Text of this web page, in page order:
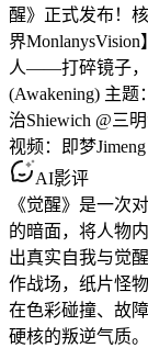
醒》正式发布！
界
人——打碎镜子，
(Awakening) 主
治Shiewich @三
视频：即梦
AI影评
《觉醒》是一次
的暗面，将人物
出真实自我与觉
作战场，纸片怪
在色彩碰撞、故
硬核的叛逆气质